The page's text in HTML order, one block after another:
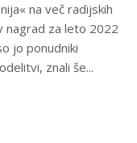
na več radijskih
nagrad za leto 2022
jo ponudniki
znali še...